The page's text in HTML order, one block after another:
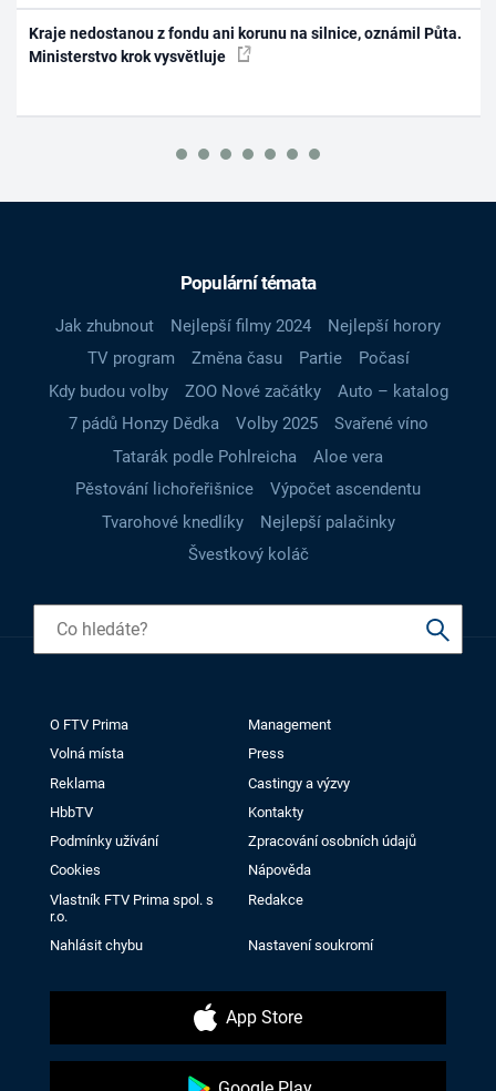
Kraje nedostanou z fondu ani korunu na silnice, oznámil Půta.
Ministerstvo krok vysvětluje
Populární témata
Jak zhubnout Nejlepší filmy 2024
Nejlepší horory
TV program
Změna času Partie
Počasí
Kdy budou volby
ZOO Nové začátky
Auto – katalog
7 pádů Honzy Dědka
Volby 2025
Svařené víno
Tatarák podle Pohlreicha
Aloe vera
Pěstování lichořeřišnice
Výpočet ascendentu
Tvarohové knedlíky
Nejlepší palačinky
Švestkový koláč
O FTV Prima
Management
Volná místa
Press
Reklama
Castingy a výzvy
HbbTV
Kontakty
Podmínky užívání
Zpracování osobních údajů
Cookies
Nápověda
Vlastník FTV Prima spol. s
r.o.
Redakce
Nahlásit chybu Nastavení soukromí
App Store